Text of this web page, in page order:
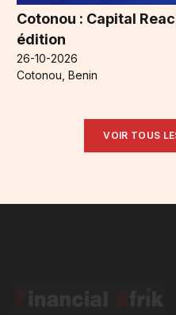
Cotonou : Capital
édition
26-10-2026
Cotonou, Benin
VOIR TOUS